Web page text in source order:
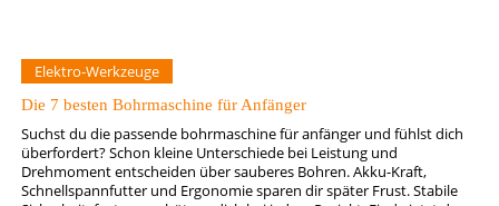
Elektro-Werkzeuge
Die 7 besten Bohrmaschine für Anfänger
Suchst du die passende bohrmaschine für anfänger und fühlst dich
überfordert? Schon kleine Unterschiede bei Leistung und
Drehmoment entscheiden über sauberes Bohren. Akku-Kraft,
Schnellspannfutter und Ergonomie sparen dir später Frust. Stabile